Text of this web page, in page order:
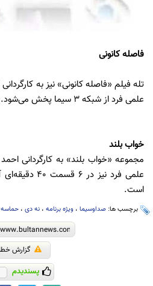
فاصله کانونی
تله فیلم «فاصله کانونی» نیز به
علمی فرد از شبکه 3 سیما پخش می‌شود.
خواب بلند
مجموعه «خواب بلند» به کارگردانی
علمی فرد نیز
است.
برچسب ها: صداوسیما ، ویژه برنامه ، نه دی ، حماسه
گزارش
پسندیدم